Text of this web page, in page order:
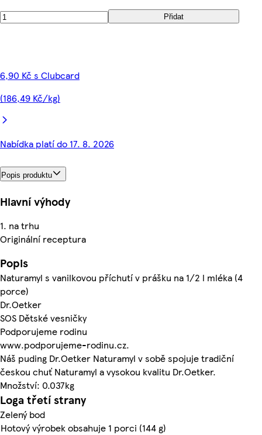
Přidat
6,90 Kč s Clubcard
(186,49 Kč/kg)
Nabídka platí do 17. 8. 2026
Popis produktu
Hlavní výhody
1. na trhu
Originální receptura
Popis
Naturamyl s vanilkovou příchutí v prášku na 1/2 l mléka (4
porce)
Dr.Oetker
SOS Dětské vesničky
Podporujeme rodinu
www.podporujeme-rodinu.cz.
Náš puding Dr.Oetker Naturamyl v sobě spojuje tradiční
českou chuť Naturamyl a vysokou kvalitu Dr.Oetker.
Množství: 0.037kg
Loga třetí strany
Zelený bod
Hotový výrobek obsahuje 1 porci (144 g)